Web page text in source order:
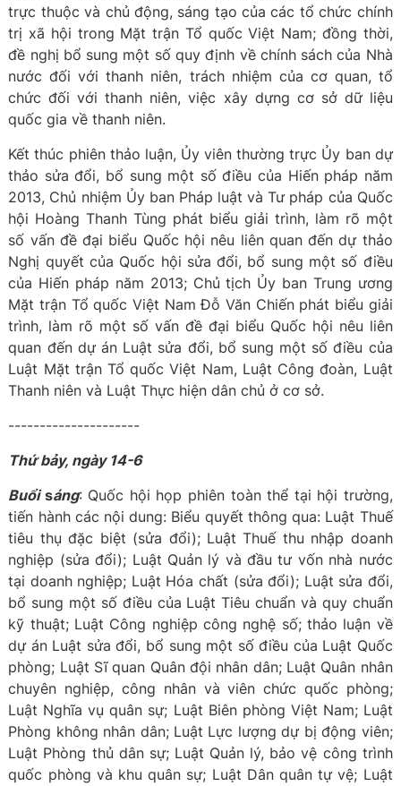
trực thuộc và chủ động, sáng tạo của các tổ chức chính
trị xã hội trong Mặt trận Tổ quốc Việt Nam; đồng thời,
đề nghị bổ sung một số quy định về chính sách của Nhà
nước đối với thanh niên, trách nhiệm của cơ quan, tổ
chức đối với thanh niên, việc xây dựng cơ sở dữ liệu
quốc gia về thanh niên.
Kết thúc phiên thảo luận, Ủy viên thường trực Ủy ban dự
thảo sửa đổi, bổ sung một số điều của Hiến pháp năm
2013, Chủ nhiệm Ủy ban Pháp luật và Tư pháp của Quốc
hội Hoàng Thanh Tùng phát biểu giải trình, làm rõ một
số vấn đề đại biểu Quốc hội nêu liên quan đến dự thảo
Nghị quyết của Quốc hội sửa đổi, bổ sung một số điều
của Hiến pháp năm 2013; Chủ tịch Ủy ban Trung ương
Mặt trận Tổ quốc Việt Nam Đỗ Văn Chiến phát biểu giải
trình, làm rõ một số vấn đề đại biểu Quốc hội nêu liên
quan đến dự án Luật sửa đổi, bổ sung một số điều của
Luật Mặt trận Tổ quốc Việt Nam, Luật Công đoàn, Luật
Thanh niên và Luật Thực hiện dân chủ ở cơ sở.
---------------------
Thứ bảy, ngày 14-6
Buổisáng: Quốc hội họp phiên toàn thể tại hội trường,
tiến hành các nội dung: Biểu quyết thông qua: Luật Thuế
tiêu thụ đặc biệt (sửa đổi); Luật Thuế thu nhập doanh
nghiệp (sửa đổi); Luật Quản lý và đầu tư vốn nhà nước
tại doanh nghiệp; Luật Hóa chất (sửa đổi); Luật sửa đổi,
bổ sung một số điều của Luật Tiêu chuẩn và quy chuẩn
kỹ thuật; Luật Công nghiệp công nghệ số; thảo luận về
dự án Luật sửa đổi, bổ sung một số điều của Luật Quốc
phòng; Luật Sĩ quan Quân đội nhân dân; Luật Quân nhân
chuyên nghiệp, công nhân và viên chức quốc phòng;
Luật Nghĩa vụ quân sự; Luật Biên phòng Việt Nam; Luật
Phòng không nhân dân; Luật Lực lượng dự bị động viên;
Luật Phòng thủ dân sự; Luật Quản lý, bảo vệ công trình
quốc phòng và khu quân sự; Luật Dân quân tự vệ; Luật